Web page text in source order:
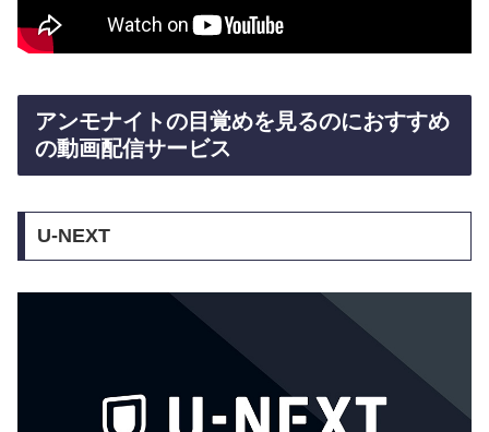
アンモナイトの目覚めを見るのにおすすめ
の動画配信サービス
U-NEXT